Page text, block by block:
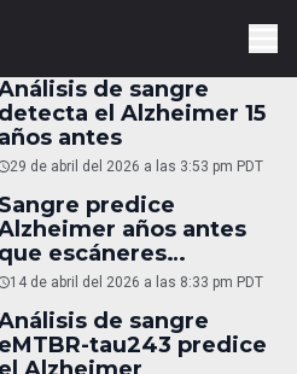
de sangre
detecta el Alzheimer 15
años antes
29 de abril del 2026 a las 3:53 pm PDT
Sangre predice
años antes
que escáneres
14 de abril del 2026 a las 8:33 pm PDT
de sangre
eMTBR-tau243 predice